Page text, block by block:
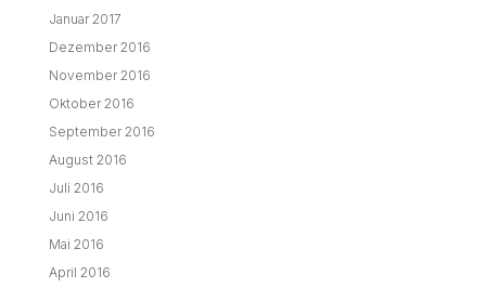
Januar 2017
Dezember 2016
November 2016
Oktober 2016
September 2016
August 2016
Juli 2016
Juni 2016
Mai 2016
April 2016